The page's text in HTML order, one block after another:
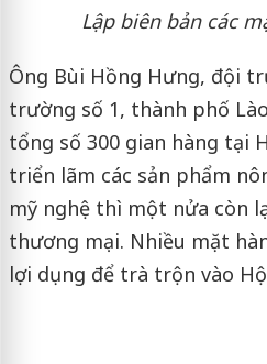
Lập biên bản các
Ông Bùi Hồng Hưng, đội
trường số 1, thành phố
tổng số 300 gian hàng tại
triển lãm các sản phẩm
mỹ nghệ thì một nửa còn
thương mại. Nhiều mặt
lợi dụng để trà trộn vào